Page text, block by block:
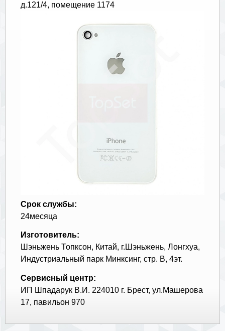
д.121/4, помещение 1174
Срок службы:
24месяца
Изготовитель:
Шэньжень Топксон, Китай, г.Шэньжень, Лонгхуа,
Индустриальный парк Минксинг, стр. В, 4эт.
Сервисный центр:
ИП Шпадарук В.И. 224010 г. Брест, ул.Машерова
17, павильон 970